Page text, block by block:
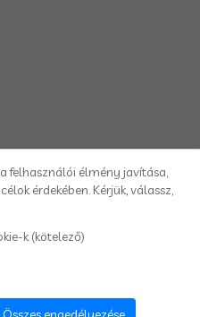
felhasználói élmény javítása,
érdekében. Kérjük, válassz,
k (kötelező)